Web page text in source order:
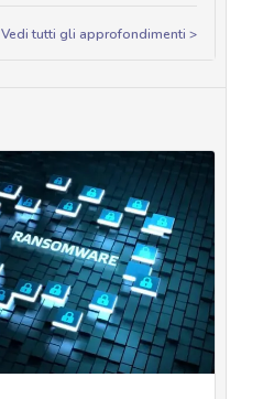
Vedi tutti gli approfondimenti >